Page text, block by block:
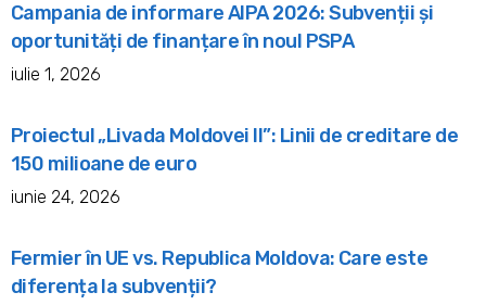
Campania de informare AIPA 2026: Subvenții și
oportunități de finanțare în noul PSPA
iulie 1, 2026
Proiectul „Livada Moldovei II”: Linii de creditare de
150 milioane de euro
iunie 24, 2026
Fermier în UE vs. Republica Moldova: Care este
diferența la subvenții?